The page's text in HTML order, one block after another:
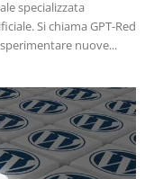
specializzata
Si chiama GPT-Red
nuove...